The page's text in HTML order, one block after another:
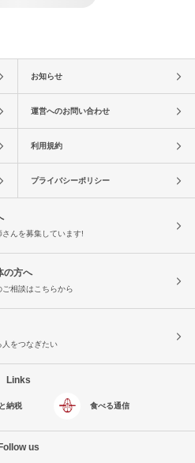
お知らせ
運営へのお問い合わせ
利用規約
プライバシーポリシー
さんを募集しています!
の方へ
ご相談はこちらから
人をつなぎたい
Links
納税 食べる通信
Follow us